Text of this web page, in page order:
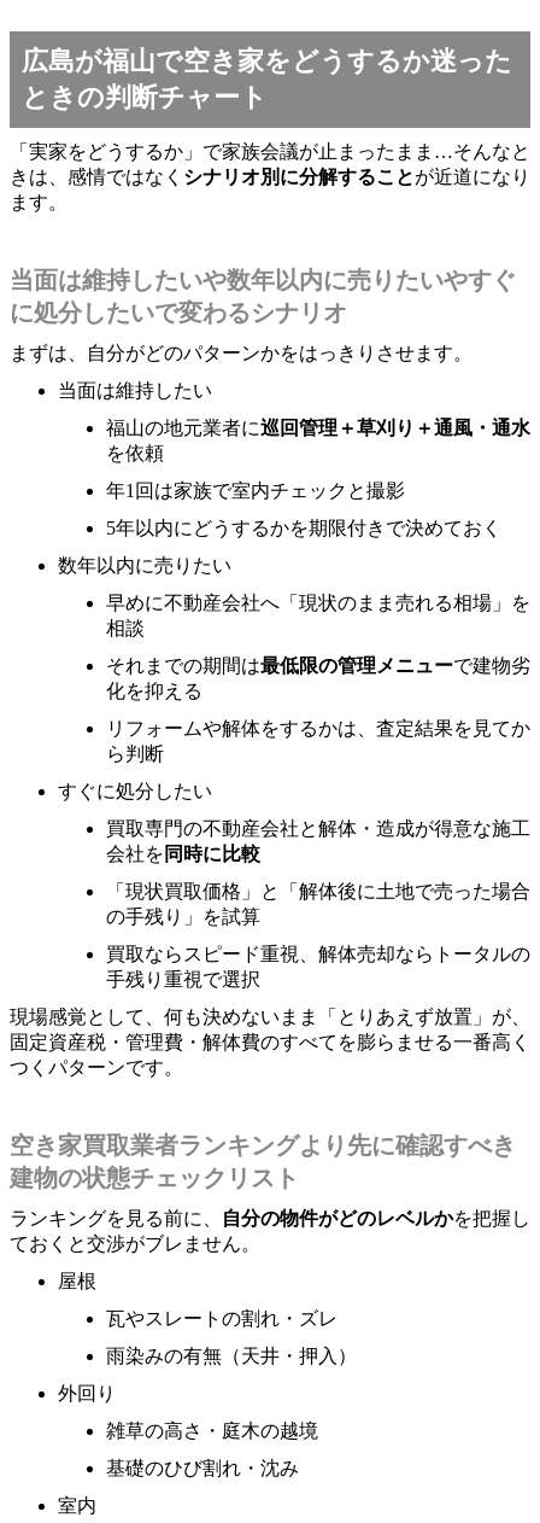
広島が福山で空き家をどうするか迷った
ときの判断チャート
「実家をどうするか」で家族会議が止まったまま…そんなと
きは、感情ではなく シナリオ別に分解することが近道になり
ます。
当面は維持したいや数年以内に売りたいやすぐ
に処分したいで変わるシナリオ
まずは、自分がどのパターンかをはっきりさせます。
当面は維持したい
福山の地元業者に巡回管理＋草刈り＋通風・通水
を依頼
年1回は家族で室内チェックと撮影
5年以内にどうするかを期限付きで決めておく
数年以内に売りたい
早めに不動産会社へ「現状のまま売れる相場」を
相談
それまでの期間は最低限の管理メニューで建物劣
化を抑える
リフォームや解体をするかは、査定結果を見てか
ら判断
すぐに処分したい
買取専門の不動産会社と解体・造成が得意な施工
会社を 同時に比較
「現状買取価格」と「解体後に土地で売った場合
の手残り」を試算
買取ならスピード重視、解体売却ならトータルの
手残り重視で選択
現場感覚として、何も決めないまま「とりあえず放置」が、
固定資産税・管理費・解体費のすべてを膨らませる一番高く
つくパターンです。
空き家買取業者ランキングより先に確認すべき
建物の状態チェックリスト
ランキングを見る前に、 自分の物件がどのレベルかを把握し
ておくと交渉がブレません。
屋根
瓦やスレートの割れ・ズレ
雨染みの有無（天井・押入）
外回り
雑草の高さ・庭木の越境
基礎のひび割れ・沈み
室内